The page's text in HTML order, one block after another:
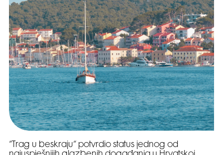
“Trag u beskraju“ potvrdio status jednog od